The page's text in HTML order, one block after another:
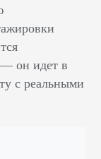
он идет в
с реальными